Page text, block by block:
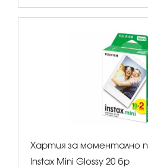
Хартия за моментално
Instax Mini Glossy 20 бр